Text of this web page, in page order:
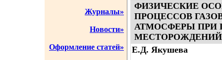
Журналы»
Новости»
Оформление статей»
ФИЗИЧЕСКИЕ
ПРОЦЕССОВ
АТМОСФЕРЫ ПРИ
МЕСТОРОЖДЕНИЙ
Е.Д. Якушева